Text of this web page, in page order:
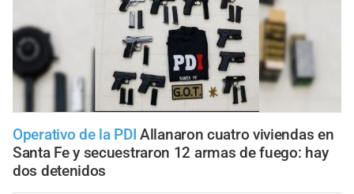
Operativo de la PDI Allanaron cuatro viviendas en
Santa Fe y secuestraron 12 armas de fuego: hay
dos detenidos